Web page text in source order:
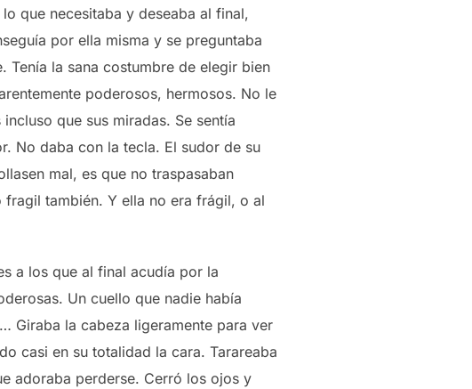
que necesitaba y deseaba al final,
por ella misma y se preguntaba
la sana costumbre de elegir bien
poderosos, hermosos. No le
que sus miradas. Se sentía
No daba con la tecla. El sudor de su
mal, es que no traspasaban
fragil también. Y ella no era frágil, o al
a los que al final acudía por la
Un cuello que nadie había
Giraba la cabeza ligeramente para ver
casi en su totalidad la cara. Tarareaba
adoraba perderse. Cerró los ojos y